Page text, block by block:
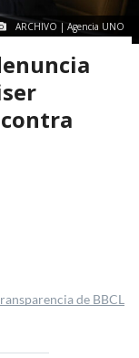
ARCHIVO | Agencia UNO
de BBCL